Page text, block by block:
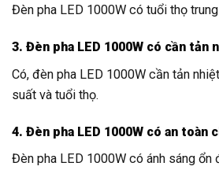
Đèn pha LED 1000W có tuổi thọ
3. Đèn pha LED 1000W có cần tản
Có, đèn pha LED 1000W cần tản
suất và tuổi thọ.
4. Đèn pha LED 1000W có an toàn
Đèn pha LED 1000W có ánh sáng ổn